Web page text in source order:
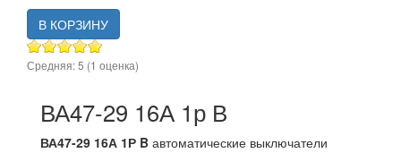
В КОРЗИНУ
Средняя:5 (1 оценка)
ВА47-29 16А 1р В
ВА47-29 16А 1Р B автоматические выключатели